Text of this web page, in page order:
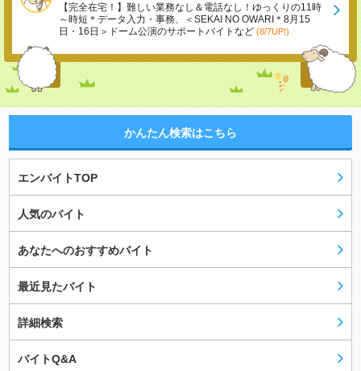
【完全在宅！】難しい業務なし＆電話なし！ゆっくりの11時
～時短＊データ入力・事務、＜SEKAI NO OWARI＊8月15
日・16日＞ドーム公演のサポートバイトなど (8/7UP!)
かんたん検索はこちら
エンバイトTOP
人気のバイト
あなたへのおすすめバイト
最近見たバイト
詳細検索
バイトQ&A